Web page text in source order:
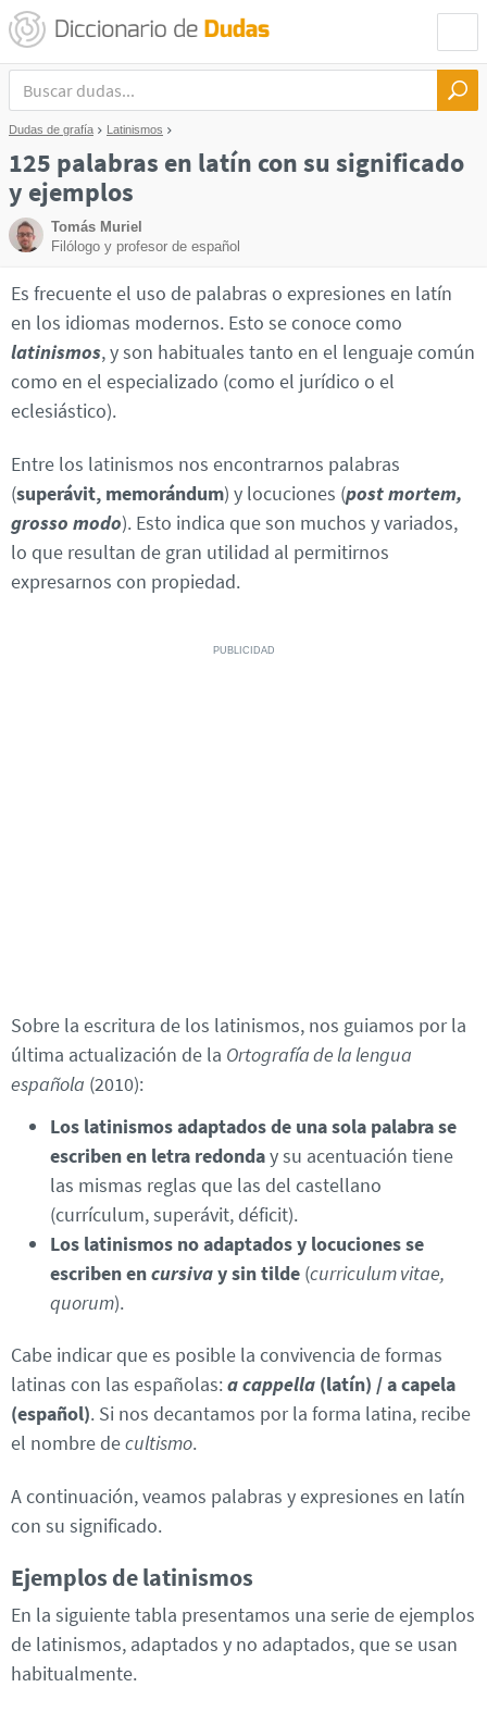
Dudas de grafía Latinismos
125 palabras en latín con su significado
y ejemplos
Tomás Muriel
Filólogo y profesor de español
Es frecuente el uso de palabras o expresiones en latín
en los idiomas modernos. Esto se conoce como
latinismos, y son habituales tanto en el lenguaje común
como en el especializado (como el jurídico o el
eclesiástico).
Entre los latinismos nos encontrarnos palabras
(superávit, memorándum) y locuciones (post mortem,
grosso modo). Esto indica que son muchos y variados,
lo que resultan de gran utilidad al permitirnos
expresarnos con propiedad.
Sobre la escritura de los latinismos, nos guiamos por la
última actualización de la Ortografía de la lengua
española (2010):
Los latinismos adaptados de una sola palabra se
escriben en letra redonday su acentuación tiene
las mismas reglas que las del castellano
(currículum, superávit, déficit).
Los latinismos no adaptados y locuciones se
escriben encursivay sin tilde (curriculum vitae,
quorum).
Cabe indicar que es posible la convivencia de formas
latinas con las españolas:a cappella (latín) / a capela
(español). Si nos decantamos por la forma latina, recibe
el nombre decultismo.
A continuación, veamos palabras y expresiones en latín
con su significado.
Ejemplos de latinismos
En la siguiente tabla presentamos una serie de ejemplos
de latinismos, adaptados y no adaptados, que se usan
habitualmente.